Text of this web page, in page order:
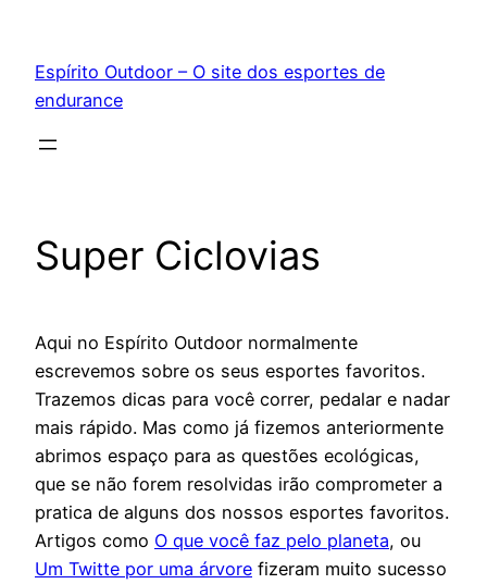
conteúdo
Espírito Outdoor – O site dos esportes de
endurance
Super Ciclovias
Aqui no Espírito Outdoor normalmente
escrevemos sobre os seus esportes favoritos.
Trazemos dicas para você correr, pedalar e nadar
mais rápido. Mas como já fizemos anteriormente
abrimos espaço para as questões ecológicas,
que se não forem resolvidas irão comprometer a
pratica de alguns dos nossos esportes favoritos.
Artigos como O que você faz pelo planeta, ou
Um Twitte por uma árvore fizeram muito sucesso